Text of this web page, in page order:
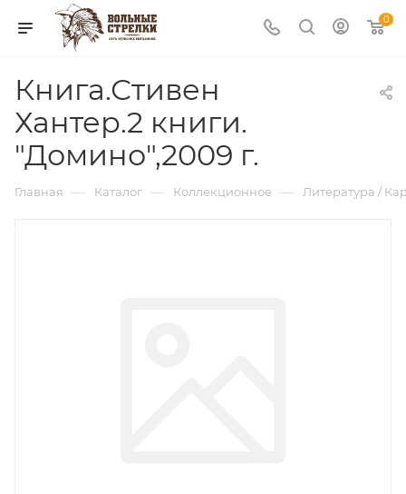
0
Книга.Стивен
Хантер.2 книги.
"Домино",2009 г.
Главная — Каталог — Коллекционное — Литература /